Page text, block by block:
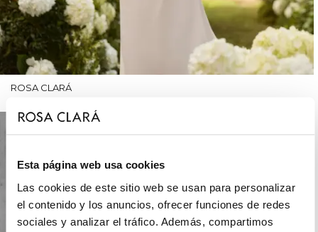
Esta página web usa cookies
Las cookies de este sitio web se usan para personalizar
el contenido y los anuncios, ofrecer funciones de redes
sociales y analizar el tráfico. Además, compartimos
ROSA CLARÁ